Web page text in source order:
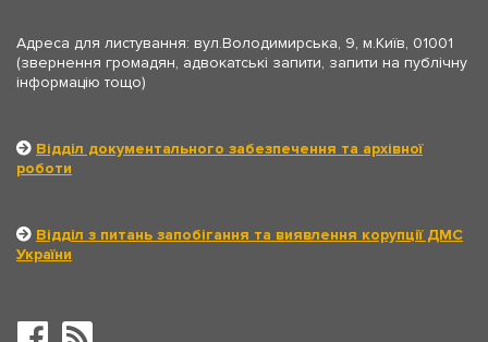
Адреса для листування: вул.Володимирська, 9, м.Київ, 01001
(звернення громадян, адвокатські запити, запити на публічну
інформацію тощо)
Відділ документального забезпечення та архівної
роботи
Відділ з питань запобігання та виявлення корупції ДМС
України